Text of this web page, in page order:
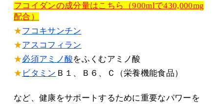
フコイダンの成分量はこちら（900mlで430,000mg
配合）
★フコキサンチン
★アスコフィラン
★必須アミノ酸をふくむアミノ酸
★ ビタミン Ｂ１、Ｂ６、Ｃ（栄養機能食品）
など、健康をサポートするために重要なパワーを